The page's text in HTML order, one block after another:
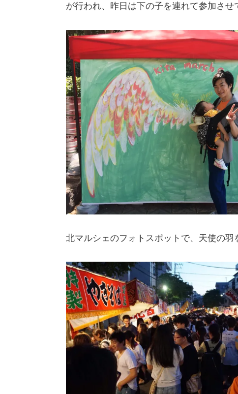
が行われ、昨日は下の子を連れて参加させ
北マルシェのフォトスポットで、天使の